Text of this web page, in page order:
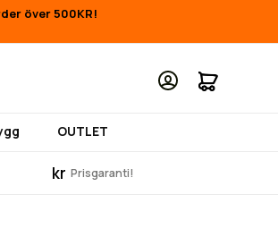
över 500KR!
Min
OUTLET
kr Prisgaranti!